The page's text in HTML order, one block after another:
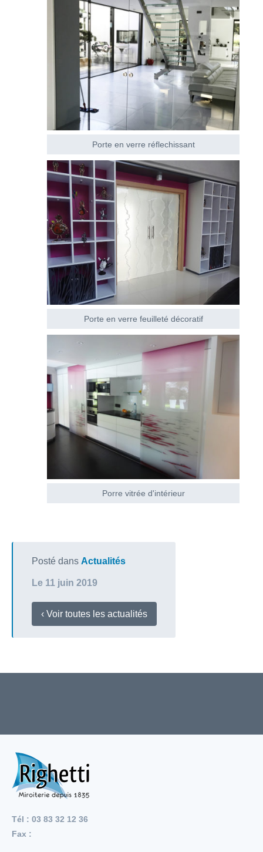
Porte en verre réflechissant
Porte en verre feuilleté décoratif
Porre vitrée d'intérieur
Posté dans Actualités
Le 11 juin 2019
‹ Voir toutes les actualités
Tél : 03 83 32 12 36
Fax :